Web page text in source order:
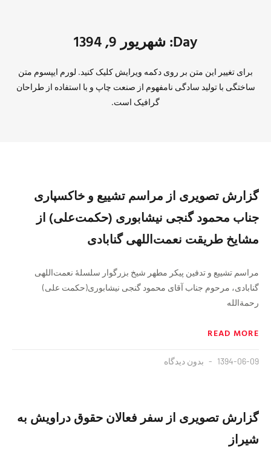
Day: شهریور 9, 1394
برای تغییر این متن بر روی دکمه ویرایش کلیک کنید. لورم ایپسوم متن
ساختگی با تولید سادگی نامفهوم از صنعت چاپ و با استفاده از طراحان
گرافیک است.
گزارش تصویری از مراسم تشییع و خاکسپاری
جناب محمود گنجی نیشابوری (حکمت‌علی) از
مشایخ طریقت نعمت‌اللهی گنابادی
مراسم تشییع و تدفین پیکر مطهر شیخ بزرگوار سلسلهٔ نعمت‌اللهی
گنابادی، مرحوم جناب آقای محمود گنجی نیشابوری(حکمت علی)
رحمةالله‌
READ MORE
1394-06-09 بدون دیدگاه
گزارش تصویری از سفر فعالان حقوق دراویش به
شیراز